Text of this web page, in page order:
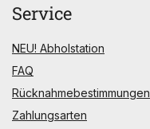
Service
NEU! Abholstation
FAQ
Rücknahmebestimmungen
Zahlungsarten